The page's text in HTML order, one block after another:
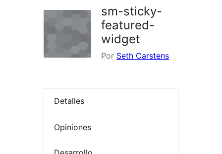
sm-sticky-
featured-
widget
Por Seth Carstens
Detalles
Opiniones